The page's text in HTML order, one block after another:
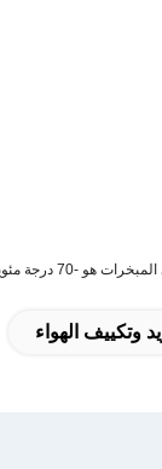
إلى 200 درجة مئوية
وتكييف الهواء